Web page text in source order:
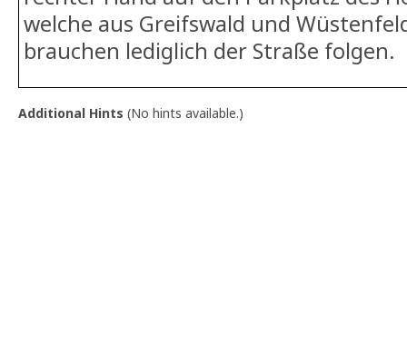
welche aus Greifswald und
brauchen lediglich der Straße folgen.
Additional Hints (No hints available.)